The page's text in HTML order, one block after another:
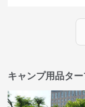
キャンプ用品タ